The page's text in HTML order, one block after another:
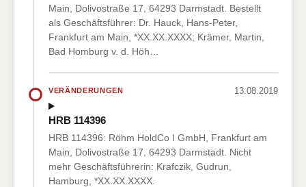
Main, Dolivostraße 17, 64293 Darmstadt. Bestellt
als Geschäftsführer: Dr. Hauck, Hans-Peter,
Frankfurt am Main, *XX.XX.XXXX; Krämer, Martin,
Bad Homburg v. d. Höh…
VERÄNDERUNGEN 13.08.2019
HRB 114396
HRB 114396: Röhm HoldCo I GmbH, Frankfurt am
Main, Dolivostraße 17, 64293 Darmstadt. Nicht
mehr Geschäftsführerin: Krafczik, Gudrun,
Hamburg, *XX.XX.XXXX.